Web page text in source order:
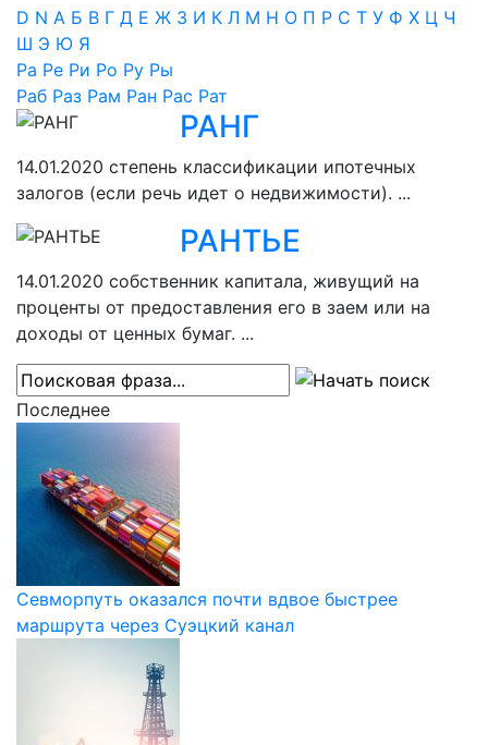
D N А Б В Г Д Е Ж З И К Л М Н О П Р С Т У Ф Х Ц Ч
Ш Э Ю Я
Ра Ре Ри Ро Ру Ры
Раб Раз Рам Ран Рас Рат
РАНГ
14.01.2020 степень классификации ипотечных
залогов (если речь идет о недвижимости). ...
РАНТЬЕ
14.01.2020 собственник капитала, живущий на
проценты от предоставления его в заем или на
доходы от ценных бумаг. ...
Последнее
Севморпуть оказался почти вдвое быстрее
маршрута через Суэцкий канал